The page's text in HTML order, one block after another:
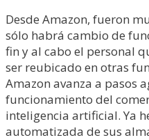
Desde Amazon, fueron
sólo habrá cambio de
fin y al cabo el personal
ser reubicado en otras
Amazon avanza a pasos
funcionamiento del
inteligencia artificial. Ya
automatizada de sus